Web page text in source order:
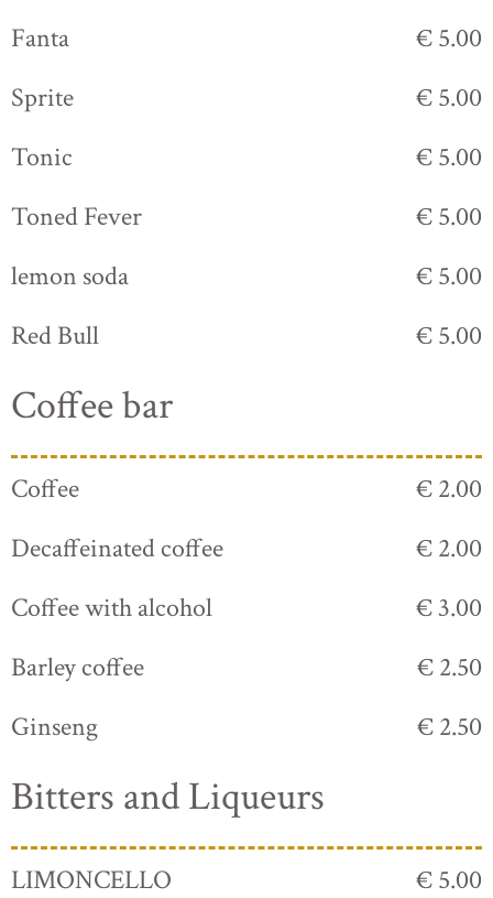
Fanta
€ 5.00
Sprite
€ 5.00
Tonic
€ 5.00
Toned Fever
€ 5.00
lemon soda
€ 5.00
Red Bull
€ 5.00
Coffee bar
Coffee
€ 2.00
Decaffeinated coffee
€ 2.00
Coffee with alcohol
€ 3.00
Barley coffee
€ 2.50
Ginseng
€ 2.50
Bitters and Liqueurs
LIMONCELLO € 5.00